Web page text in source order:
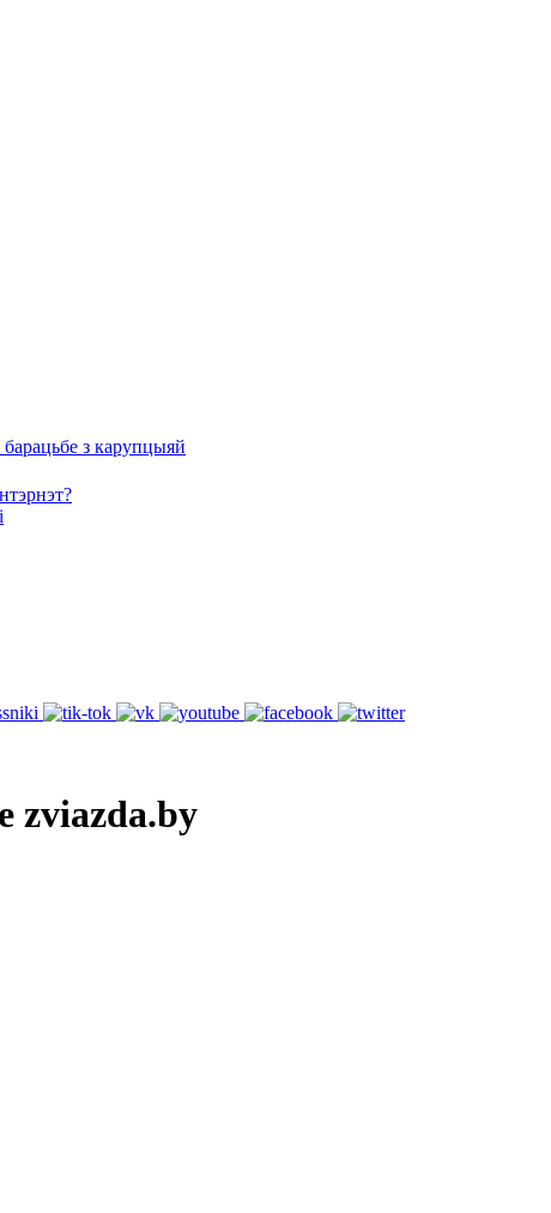
з карупцыяй
zviazda.by